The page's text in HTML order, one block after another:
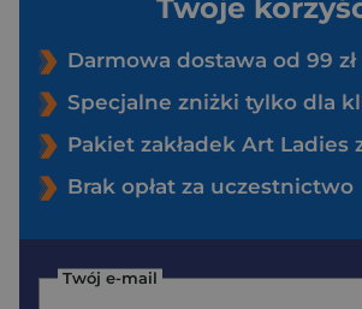
Twoje
Darmowa dostawa od 99 zł
Specjalne zniżki tylko dla
Pakiet zakładek Art Ladies
Brak opłat za uczestnictwo
Twój e-mail